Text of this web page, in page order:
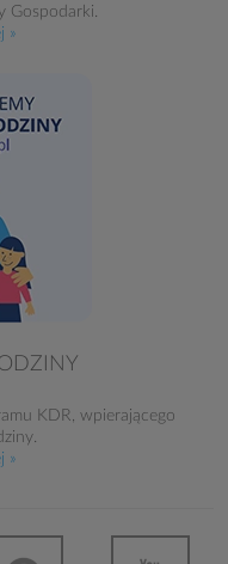
Gospodarki.
»
KDR, wpierającego
»